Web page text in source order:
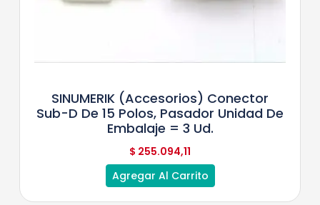
SINUMERIK (accesorios) Conector
Sub-D De 15 Polos, Pasador Unidad De
Embalaje = 3 Ud.
$ 255.094,11
Agregar Al Carrito